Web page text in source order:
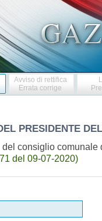
Avviso di rettifica
Errata corrige
PRESIDENTE
consiglio
del 09-07-2020)